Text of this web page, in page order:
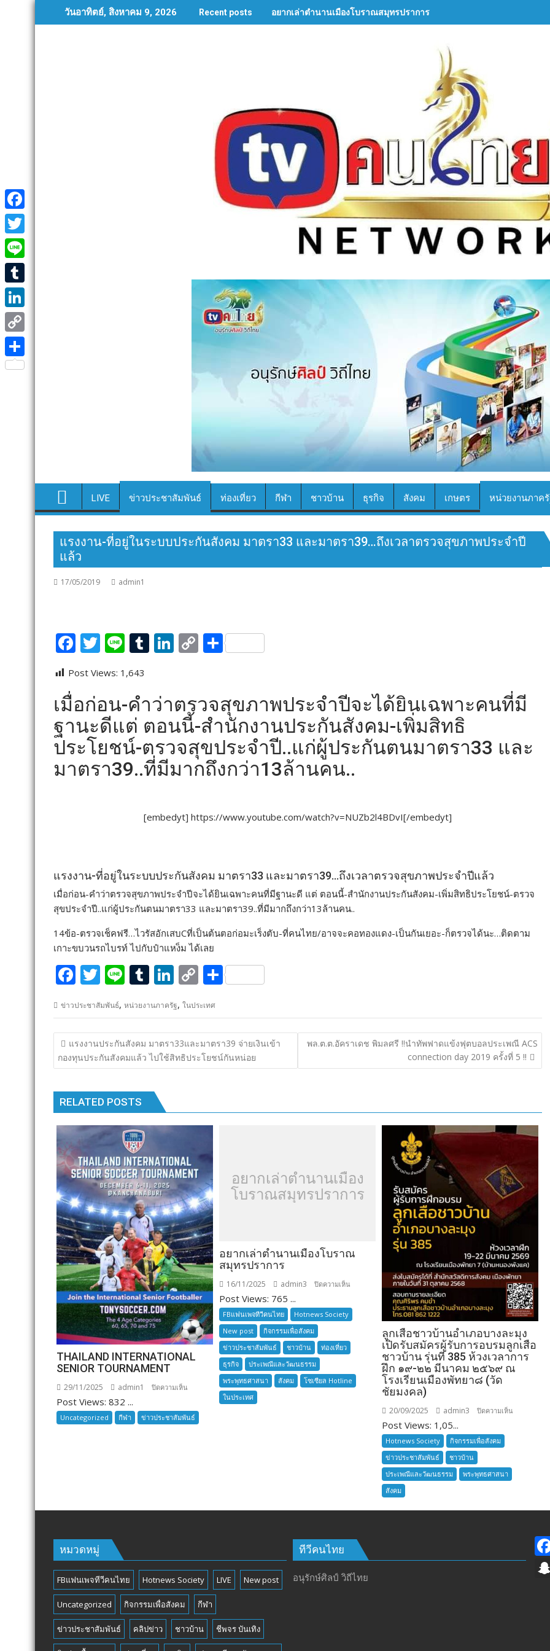
to
วันอาทิตย์, สิงหาคม 9, 2026 Recent posts อยากเล่าตำนานเมืองโบราณสมุทรปราการ
LIVE ข่าวประชาสัมพันธ์ ท่องเที่ยว กีฬา ชาวบ้าน ธุรกิจ สังคม เกษตร หน่วยงานภาค
แรงงาน-ที่อยู่ในระบบประกันสังคม มาตรา33 และมาตรา39…ถึงเวลาตรวจสุขภาพประจำปี
แล้ว
17/05/2019 admin1
F
e
b
o
o
k
T
itt
er
Li
e
T
bl
r
Li
e
dI
n
C
y
Li
n
k
S
e
Post Views: 1,643
เมื่อก่อน-คำว่าตรวจสุขภาพประจำปีจะได้ยินเฉพาะคนที่มี
ฐานะดีแต่ ตอนนี้-สำนักงานประกันสังคม-เพิ่มสิทธิ
ประโยชน์-ตรวจสุขประจำปี..แก่ผู้ประกันตนมาตรา33 และ
มาตรา39..ที่มีมากถึงกว่า13ล้านคน..
[embedyt] https://www.youtube.com/watch?v=NUZb2l4BDvI[/embedyt]
แรงงาน-ที่อยู่ในระบบประกันสังคม มาตรา33 และมาตรา39…ถึงเวลาตรวจสุขภาพประจำปีแล้ว
เมื่อก่อน-คำว่าตรวจสุขภาพประจำปีจะได้ยินเฉพาะคนที่มีฐานะดี แต่ ตอนนี้-สำนักงานประกันสังคม-เพิ่มสิทธิประโยชน์-ตรวจ
สุขประจำปี..แก่ผู้ประกันตนมาตรา33 และมาตรา39..ที่มีมากถึงกว่า13ล้านคน..
14ข้อ-ตรวจเช็คฟรี…ไวรัสอักเสบCที่เป็นต้นตอก่อมะเร็งตับ-ที่คนไทย/อาจจะคอทองแดง-เป็นกันเยอะ-ก็ตรวจได้นะ…ติดตาม
เกาะขบวนรถไบรท์ ไปกับป๋าแหง็ม ได้เลย
F
e
b
o
o
k
T
itt
er
Li
e
T
m
bl
r
Li
n
k
e
dI
n
C
p
y
Li
n
S
ar
e
ข่าวประชาสัมพันธ์, หน่วยงานภาครัฐ, ในประเทศ
แนะแนว
เรื่อง
แรงงานประกันสังคม มาตรา33และมาตรา39 จ่ายเงินเข้า
กองทุนประกันสังคมแล้ว ไปใช้สิทธิประโยชน์กันหน่อย
พล.ต.ต.อัคราเดช พิมลศรี !!นำทัพฟาดแข้งฟุตบอลประเพณี ACS
connection day 2019 ครั้งที่ 5 !!
RELATED POSTS
THAILAND INTERNATIONAL
SENIOR TOURNAMENT
29/11/2025 admin1 ปิดความเห็น
INTERNATIONAL
SENIOR
Post Views: 832 ...
Uncategorized กีฬา ข่าวประชาสัมพันธ์
อยากเล่าตำนานเมือง
โบราณสมุทรปราการ
อยากเล่าตำนานเมืองโบราณ
สมุทรปราการ
16/11/2025 admin3 ปิดความเห็น
เล่า
ตำนาน
โบราณ
สมุทรปราการ
Post Views: 765 ...
FBแฟนเพจทีวีคนไทย
Hotnews Society
New post
กิจกรรมเพื่อสังคม
ข่าวประชาสัมพันธ์
ชาวบ้าน
ท่องเที่ยว
ธุรกิจ
ประเพณีและวัฒนธรรม
พระพุทธศาสนา
สังคม
โซเซียล Hotline
ในประเทศ
ลูกเสือชาวบ้านอำเภอบางละมุง
เปิดรับสมัครผู้รับการอบรมลูกเสือ
ชาวบ้าน รุ่นที่ 385 ห้วงเวลาการ
ฝึก ๑๙-๒๒ มีนาคม ๒๕๖๙ ณ
โรงเรียนเมืองพัทยา๘ (วัด
ชัยมงคล)
20/09/2025 admin3 ปิดความเห็น
การ
Post Views: 1,05...
Hotnews Society
กิจกรรมเพื่อสังคม
ข่าวประชาสัมพันธ์
ชาวบ้าน
ประเพณีและวัฒนธรรม
พระพุทธศาสนา
สังคม
หมวดหมู่
FBแฟนเพจทีวีคนไทย Hotnews Society LIVE New post
Uncategorized กิจกรรมเพื่อสังคม กีฬา
ข่าวประชาสัมพันธ์ คลิปข่าว ชาวบ้าน ชีพจร บันเทิง
ทีวีคนไทย
อนุรักษ์ศิลป์ วิถีไทย
F
a
c
e
b
o
o
k
T
w
i
t
t
e
r
L
i
n
e
T
u
m
b
l
L
i
n
C
o
S